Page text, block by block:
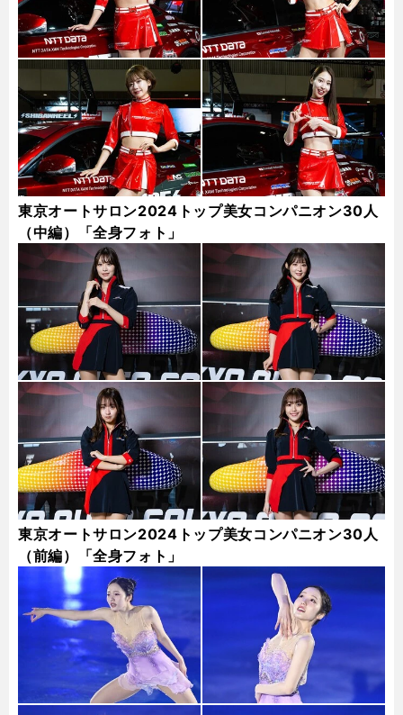
東京オートサロン2024トップ美女コンパニオン30人
（中編）「全身フォト」
東京オートサロン2024トップ美女コンパニオン30人
（前編）「全身フォト」